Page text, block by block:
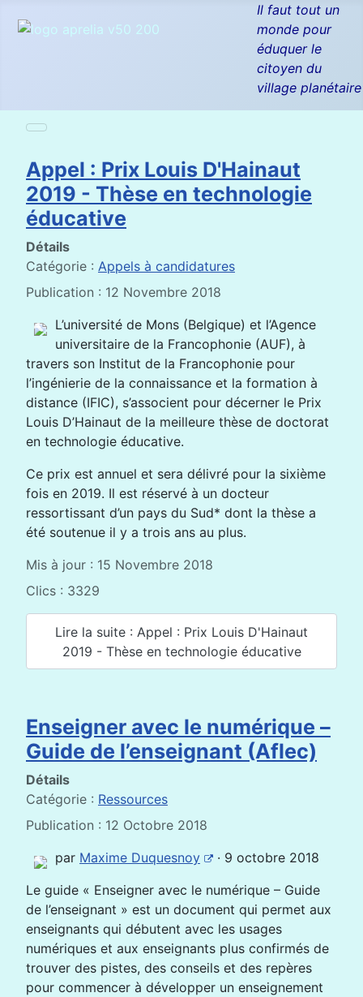
Il faut tout un
monde pour
éduquer le
citoyen du
village planétaire
Appel : Prix Louis D'Hainaut
2019 - Thèse en technologie
éducative
Détails
Catégorie : Appels à candidatures
Publication : 12 Novembre 2018
L’université de Mons (Belgique) et l’Agence
universitaire de la Francophonie (AUF), à
travers son Institut de la Francophonie pour
l’ingénierie de la connaissance et la formation à
distance (IFIC), s’associent pour décerner le Prix
Louis D’Hainaut de la meilleure thèse de doctorat
en technologie éducative.
Ce prix est annuel et sera délivré pour la sixième
fois en 2019. Il est réservé à un docteur
ressortissant d’un pays du Sud* dont la thèse a
été soutenue il y a trois ans au plus.
Mis à jour : 15 Novembre 2018
Clics : 3329
Lire la suite : Appel : Prix Louis D'Hainaut
2019 - Thèse en technologie éducative
Enseigner avec le numérique –
Guide de l’enseignant (Aflec)
Détails
Catégorie : Ressources
Publication : 12 Octobre 2018
par Maxime Duquesnoy
· 9 octobre 2018
Le guide « Enseigner avec le numérique – Guide
de l’enseignant » est un document qui permet aux
enseignants qui débutent avec les usages
numériques et aux enseignants plus confirmés de
trouver des pistes, des conseils et des repères
pour commencer à développer un enseignement